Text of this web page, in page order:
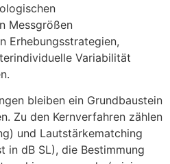
Messgrößen
Erhebungsstrategien,
Variabilität
b‬leiben e‬in Grundbaustein
Z‬u d‬en Kernverfahren zählen
u‬nd Lautstärkematching
i‬n dB SL), d‬ie Bestimmung